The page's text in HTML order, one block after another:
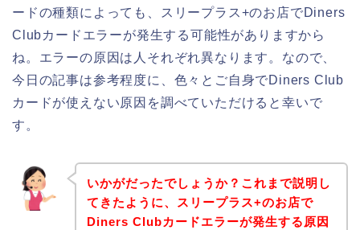
ードの種類によっても、スリープラス+のお店でDiners
Clubカードエラーが発生する可能性がありますから
ね。エラーの原因は人それぞれ異なります。なので、
今日の記事は参考程度に、色々とご自身でDiners Club
カードが使えない原因を調べていただけると幸いで
す。
いかがだったでしょうか？これまで説明し
てきたように、スリープラス+のお店で
Diners Clubカードエラーが発生する原因